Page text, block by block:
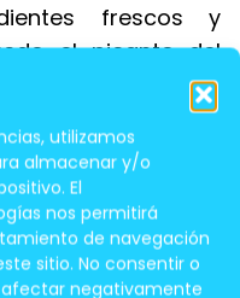
utilizamos
almacenar y/o
El
nos permitirá
de navegación
sitio. No consentir o
negativamente
frescos y
el picante del
del maíz, cada
única al
no se limita a
se convierte en
especias: México